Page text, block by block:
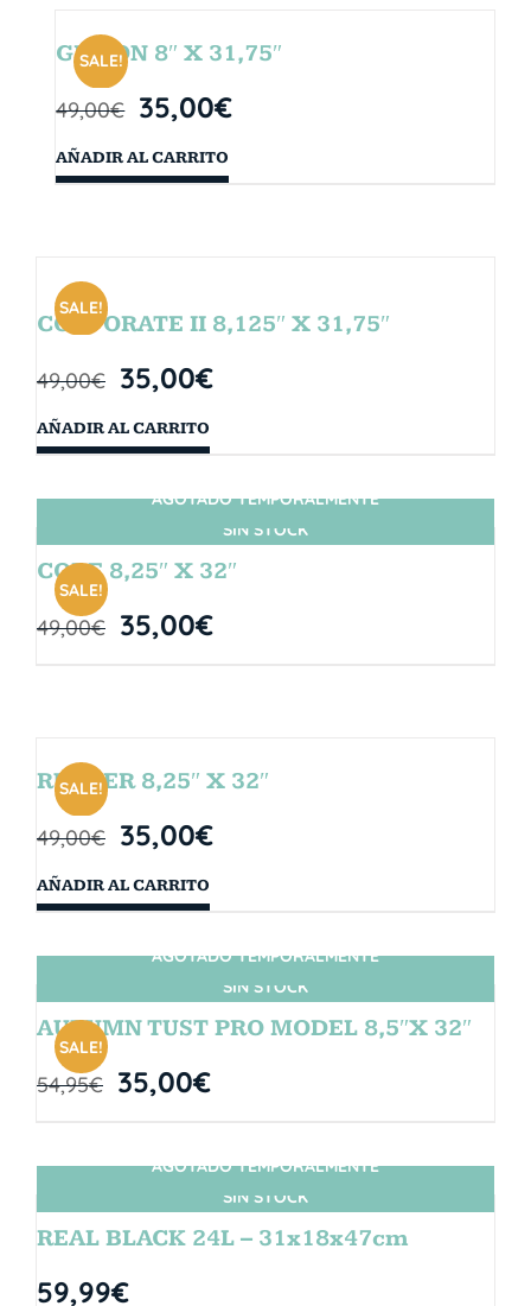
SALE!
GIBSON 8″ X 31,75″
49,00€ 35,00€
AÑADIR AL CARRITO
SALE!
CORPORATE II 8,125″ X 31,75″
49,00€ 35,00€
AÑADIR AL CARRITO
SIN STOCK
SALE!
AGOTADO TEMPORALMENTE
CORE 8,25″ X 32″
49,00€ 35,00€
SALE!
RUBBER 8,25″ X 32″
49,00€ 35,00€
AÑADIR AL CARRITO
SIN STOCK
SALE!
AGOTADO TEMPORALMENTE
AUTUMN TUST PRO MODEL 8,5″X 32″
54,95€ 35,00€
SIN STOCK
AGOTADO TEMPORALMENTE
REAL BLACK 24L – 31x18x47cm
59,99€